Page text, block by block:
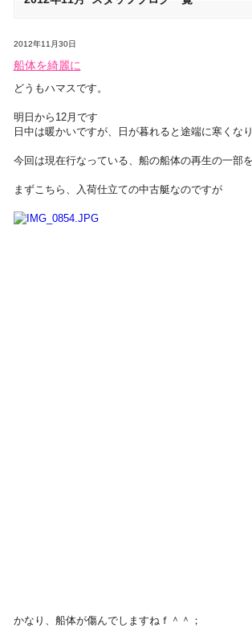
2012年11月30日
船体を綺麗に
どうもハマスです。
明日から12月です
日中は暖かいですが、日が暮れると途端に寒くな
今回は現在行なっている、船の船体の再生の一部
まずこちら、入荷仕立ての中古艇なのですが
かなり、船体が傷んでしますねｆ＾＾；